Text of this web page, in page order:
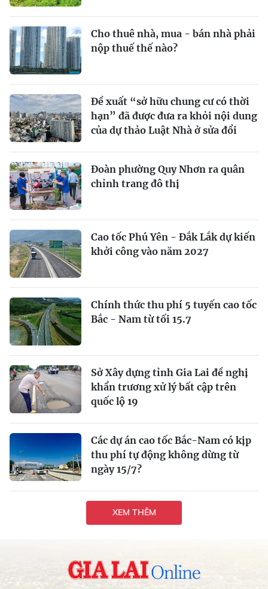
Cho thuê nhà, mua - bán nhà phải
nộp thuế thế nào?
Đề xuất “sở hữu chung cư có thời
hạn” đã được đưa ra khỏi nội dung
của dự thảo Luật Nhà ở sửa đổi
Đoàn phường Quy Nhơn ra quân
chỉnh trang đô thị
Cao tốc Phú Yên - Đắk Lắk dự kiến
khởi công vào năm 2027
Chính thức thu phí 5 tuyến cao tốc
Bắc - Nam từ tối 15.7
Sở Xây dựng tỉnh Gia Lai đề nghị
khẩn trương xử lý bất cập trên
quốc lộ 19
Các dự án cao tốc Bắc-Nam có kịp
thu phí tự động không dừng từ
ngày 15/7?
XEM THÊM